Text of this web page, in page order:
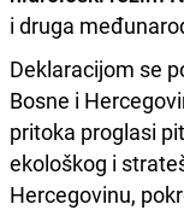
i druga
Deklaracijom se
Bosne i
pritoka proglasi
ekološkog i
Hercegovinu,